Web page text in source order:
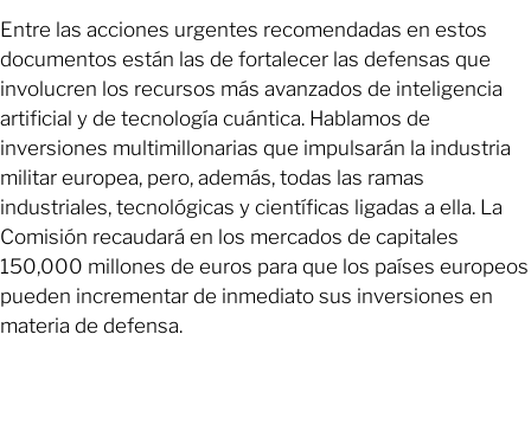
Entre las acciones urgentes recomendadas en estos
documentos están las de fortalecer las defensas que
involucren los recursos más avanzados de inteligencia
artificial y de tecnología cuántica. Hablamos de
inversiones multimillonarias que impulsarán la industria
militar europea, pero, además, todas las ramas
industriales, tecnológicas y científicas ligadas a ella. La
Comisión recaudará en los mercados de capitales
150,000 millones de euros para que los países europeos
pueden incrementar de inmediato sus inversiones en
materia de defensa.